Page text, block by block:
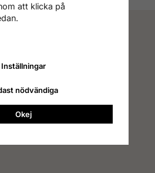
för rådgivning och support!
att klicka på
Inställningar
nödvändiga
Okej